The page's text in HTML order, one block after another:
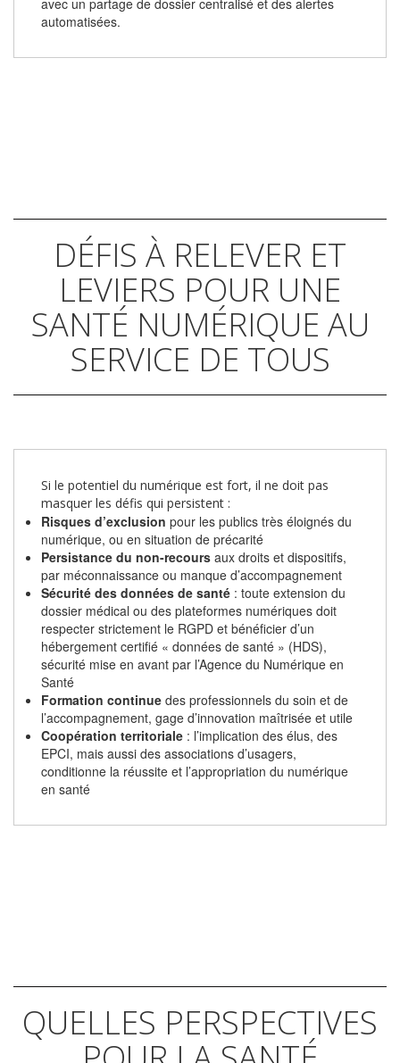
automatisées.
DÉFIS À RELEVER ET
LEVIERS POUR UNE
SANTÉ NUMÉRIQUE AU
SERVICE DE TOUS
Si le potentiel du numérique est fort, il ne doit pas
masquer les défis qui persistent :
Risques d’exclusion pour les publics très éloignés du
numérique, ou en situation de précarité
Persistance du non-recours aux droits et dispositifs,
par méconnaissance ou manque d’accompagnement
Sécurité des données de santé : toute extension du
dossier médical ou des plateformes numériques doit
respecter strictement le RGPD et bénéficier d’un
hébergement certifié « données de santé » (HDS),
sécurité mise en avant par l’Agence du Numérique en
Santé
Formation continue des professionnels du soin et de
l’accompagnement, gage d’innovation maîtrisée et utile
Coopération territoriale : l’implication des élus, des
EPCI, mais aussi des associations d’usagers,
conditionne la réussite et l’appropriation du numérique
en santé
QUELLES PERSPECTIVES